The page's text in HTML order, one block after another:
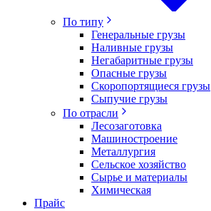
По типу
Генеральные грузы
Наливные грузы
Негабаритные грузы
Опасные грузы
Скоропортящиеся грузы
Сыпучие грузы
По отрасли
Лесозаготовка
Машиностроение
Металлургия
Сельское хозяйство
Сырье и материалы
Химическая
Прайс